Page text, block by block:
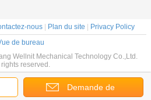
Demande de
nous Plan du site
Privacy Policy
de bureau
Wellnit Mechanical Technology Co.,Ltd.
reserved.